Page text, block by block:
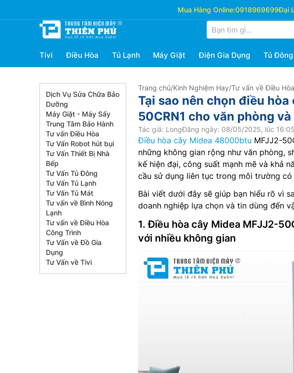
Mua Hàng Online:0918969699Đại
Tivi Điều Hòa Tủ Lạnh Máy Giặt Điện Gia Dụng Tủ Đông
Dịch Vụ Sửa Chữa Bảo
Dưỡng
Máy Giặt - Máy Sấy
Trung Tâm Bảo Hành
Tư vấn Điều Hòa
Tư Vấn Robot hút bụi
Tư Vấn Thiết Bị Nhà
Bếp
Tư Vấn Tủ Đông
Tư Vấn Tủ Lạnh
Tư Vấn Tủ Mát
Tư vấn về Bình Nóng
Lạnh
Tư vấn về Điều Hòa
Công Trình
Tư Vấn về Đồ Gia
Dụng
Tư Vấn về Tivi
Trang chủ/Kinh Nghiệm Hay/Tư vấn về Điều
Tại sao nên chọn điều
50CRN1 cho văn phòng
Tác giả: LongĐăng ngày: 08/05/2025, lúc 16:05
Điều hòa cây Midea 48000btu MFJJ2-
những không gian rộng như văn phòng,
kế hiện đại, công suất mạnh mẽ và khả
cầu sử dụng liên tục trong môi trường
Bài viết dưới đây sẽ giúp bạn hiểu rõ vì
doanh nghiệp lựa chọn và tin dùng đến
1. Điều hòa cây Midea MFJJ2-
với nhiều không gian